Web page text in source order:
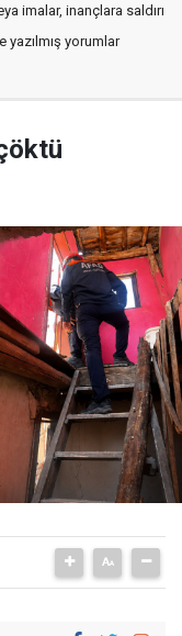
imalar, inançlara saldırı
yazılmış yorumlar